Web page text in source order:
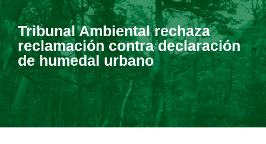
Tribunal Ambiental rechaza
reclamación contra declaración
de humedal urbano